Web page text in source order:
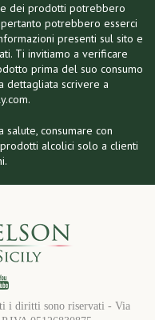
dei prodotti potrebbero
potrebbero esserci
presenti sul sito e
Ti invitiamo a verificare
prima del suo consumo
dettagliata scrivere a
consumare con
alcolici solo a clienti
i diritti sono riservati - Via